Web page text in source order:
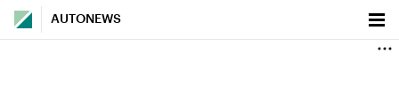
AUTONEWS